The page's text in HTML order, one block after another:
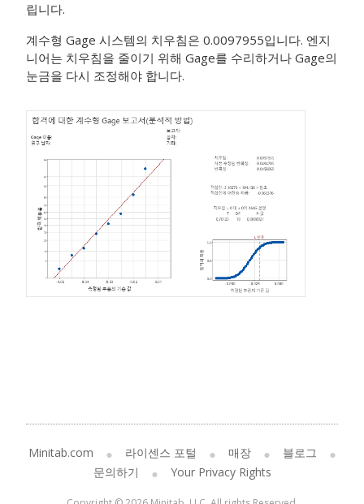
립니다.
계수형 Gage 시스템의 치우침은 0.0097955입니다. 엔지
니어는 치우침을 줄이기 위해 Gage를 수리하거나 Gage의
눈금을 다시 조정해야 합니다.
Minitab.com 라이센스 포털 매장
블로그
문의하기
Your Privacy Rights